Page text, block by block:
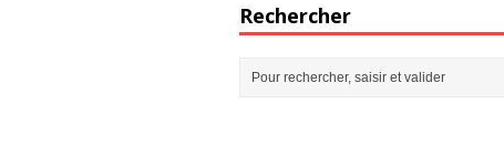
Rechercher